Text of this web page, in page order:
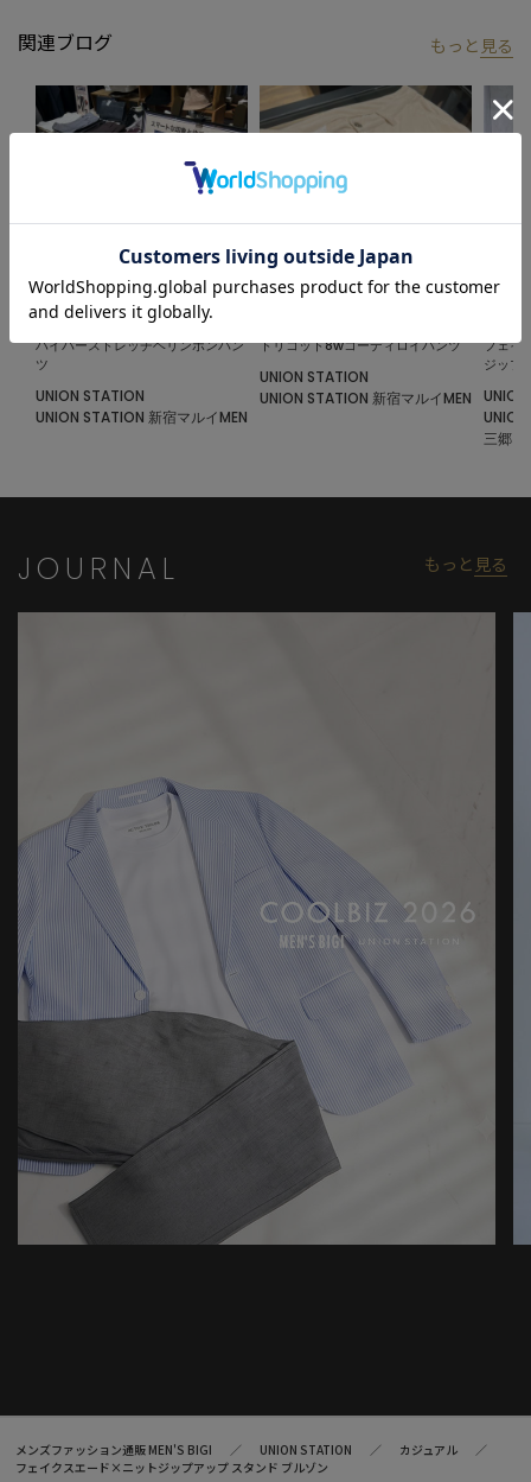
関連ブログ もっと 見る
2024.10.12
ハイパーストレッチヘリンボンパン
ツ
UNION STATION
UNION STATION 新宿マルイMEN
トリコット8wコーディロイパンツ
UNION STATION
UNION STATION 新宿マルイMEN
フェイ
ジップ
三郷
JOURNAL もっと 見る
メンズファッション通販 MEN'S BIGI UNION STATION
カジュアル
フェイクスエード×ニットジップアップ スタンド ブルゾン